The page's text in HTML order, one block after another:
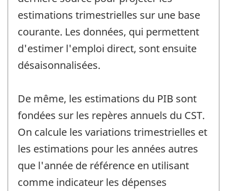
estimations trimestrielles sur une base
courante. Les données, qui permettent
d'estimer l'emploi direct, sont ensuite
désaisonnalisées.
De même, les estimations du PIB sont
fondées sur les repères annuels du CST.
On calcule les variations trimestrielles et
les estimations pour les années autres
que l'année de référence en utilisant
comme indicateur les dépenses